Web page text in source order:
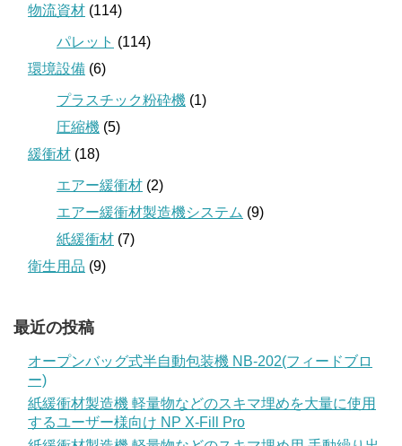
物流資材 (114)
パレット (114)
環境設備 (6)
プラスチック粉砕機 (1)
圧縮機 (5)
緩衝材 (18)
エアー緩衝材 (2)
エアー緩衝材製造機システム (9)
紙緩衝材 (7)
衛生用品 (9)
最近の投稿
オープンバッグ式半自動包装機 NB-202(フィードブロ
ー)
紙緩衝材製造機 軽量物などのスキマ埋めを大量に使用
するユーザー様向け NP X-Fill Pro